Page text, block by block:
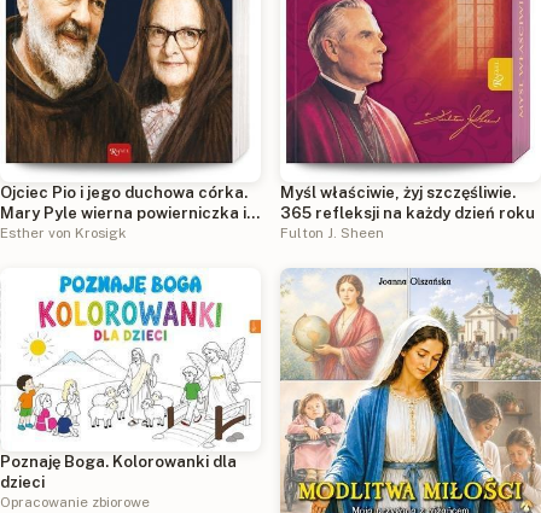
Ojciec Pio i jego duchowa córka.
Mary Pyle wierna powierniczka i
opiekunka rodziców
Esther von Krosigk
Myśl właściwie, żyj szczęśliwie.
365 refleksji na każdy dzień roku
Fulton J. Sheen
Poznaję Boga. Kolorowanki dla
dzieci
Opracowanie zbiorowe